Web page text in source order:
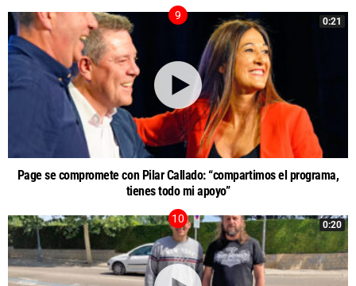
0:21
Page se compromete con Pilar Callado: “compartimos el programa,
tienes todo mi apoyo”
0:20